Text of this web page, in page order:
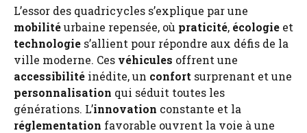
L’essor des quadricycles s’explique par une
mobilitéurbaine repensée, où praticité, écologie et
technologie s’allient pour répondre aux défis de la
ville moderne. Ces véhicules offrent une
accessibilité inédite, un confort surprenant et une
personnalisation qui séduit toutes les
générations. L’innovation constante et la
réglementation favorable ouvrent la voie à une